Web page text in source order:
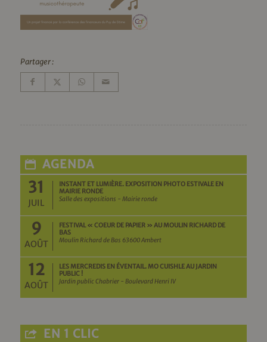
Partager :
AGENDA
31
JUIL
INSTANT ET LUMIÈRE. EXPOSITION PHOTO ESTIVALE EN
MAIRIE RONDE
Salle des expositions - Mairie ronde
9
AOÛT
FESTIVAL « COEUR DE PAPIER » AU MOULIN RICHARD DE
BAS
Moulin Richard de Bas 63600 Ambert
12
AOÛT
LES MERCREDIS EN ÉVENTAIL. MO CUISHLE AU JARDIN
PUBLIC !
Jardin public Chabrier - Boulevard Henri IV
EN 1 CLIC